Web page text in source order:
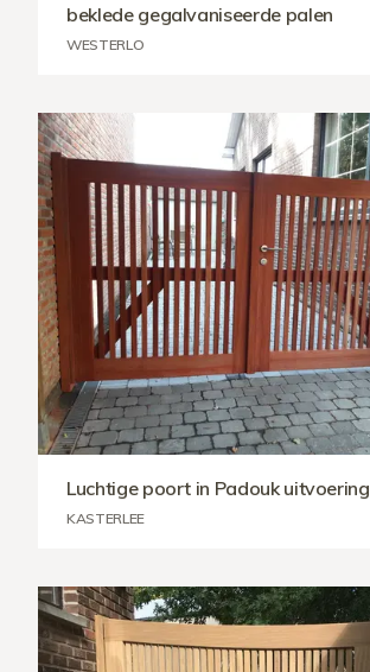
beklede gegalvaniseerde palen
WESTERLO
Luchtige poort in Padouk uitvoering
KASTERLEE